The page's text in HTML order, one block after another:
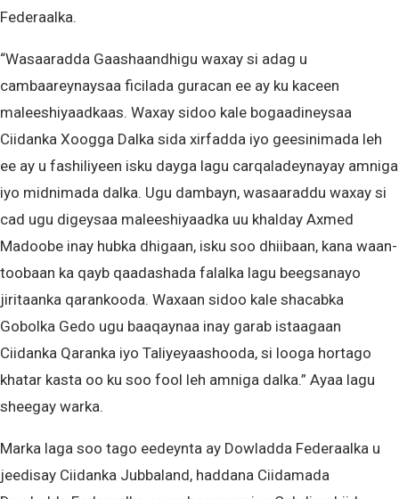
Federaalka.
“Wasaaradda Gaashaandhigu waxay si adag u
cambaareynaysaa ficilada guracan ee ay ku kaceen
maleeshiyaadkaas. Waxay sidoo kale bogaadineysaa
Ciidanka Xoogga Dalka sida xirfadda iyo geesinimada leh
ee ay u fashiliyeen isku dayga lagu carqaladeynayay amniga
iyo midnimada dalka. Ugu dambayn, wasaaraddu waxay si
cad ugu digeysaa maleeshiyaadka uu khalday Axmed
Madoobe inay hubka dhigaan, isku soo dhiibaan, kana waan-
toobaan ka qayb qaadashada falalka lagu beegsanayo
jiritaanka qarankooda. Waxaan sidoo kale shacabka
Gobolka Gedo ugu baaqaynaa inay garab istaagaan
Ciidanka Qaranka iyo Taliyeyaashooda, si looga hortago
khatar kasta oo ku soo fool leh amniga dalka.” Ayaa lagu
sheegay warka.
Marka laga soo tago eedeynta ay Dowladda Federaalka u
jeedisay Ciidanka Jubbaland, haddana Ciidamada